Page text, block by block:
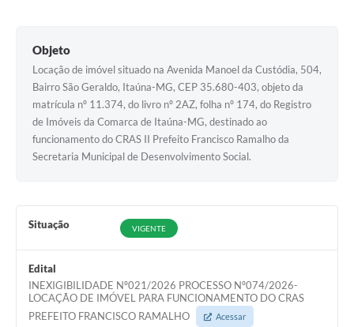
Objeto
Locação de imóvel situado na Avenida Manoel da Custódia, 504,
Bairro São Geraldo, Itaúna-MG, CEP 35.680-403, objeto da
matrícula nº 11.374, do livro nº 2AZ, folha nº 174, do Registro
de Imóveis da Comarca de Itaúna-MG, destinado ao
funcionamento do CRAS II Prefeito Francisco Ramalho da
Secretaria Municipal de Desenvolvimento Social.
Situação VIGENTE
Edital
INEXIGIBILIDADE Nº021/2026 PROCESSO Nº074/2026-
LOCAÇÃO DE IMÓVEL PARA FUNCIONAMENTO DO CRAS
PREFEITO FRANCISCO RAMALHO
Acessar